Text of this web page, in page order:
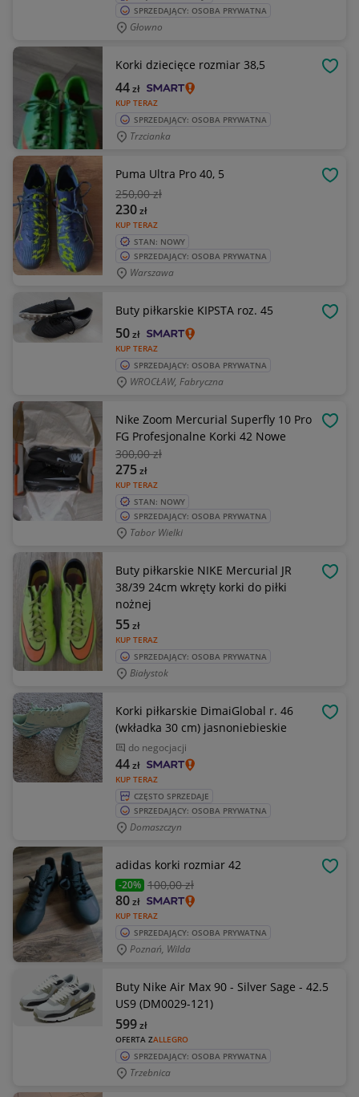
SPRZEDAJĄCY: OSOBA PRYWATNA
Głowno
Korki dziecięce rozmiar 38,5
KUP TERAZ
44zł
SPRZEDAJĄCY: OSOBA PRYWATNA
Trzcianka
Puma Ultra Pro 40, 5
250,00 zł
KUP TERAZ
230zł
STAN: NOWY
SPRZEDAJĄCY: OSOBA PRYWATNA
Warszawa
Buty piłkarskie KIPSTA roz. 45
KUP TERAZ
50zł
SPRZEDAJĄCY: OSOBA PRYWATNA
WROCŁAW, Fabryczna
Nike Zoom Mercurial Superfly 10 Pro
FG Profesjonalne Korki 42 Nowe
300,00 zł
KUP TERAZ
275zł
STAN: NOWY
SPRZEDAJĄCY: OSOBA PRYWATNA
Tabor Wielki
Buty piłkarskie NIKE Mercurial JR
38/39 24cm wkręty korki do piłki
nożnej
KUP TERAZ
55zł
SPRZEDAJĄCY: OSOBA PRYWATNA
Białystok
Korki piłkarskie DimaiGlobal r. 46
(wkładka 30 cm) jasnoniebieskie
do negocjacji
KUP TERAZ
44zł
CZĘSTO SPRZEDAJE
SPRZEDAJĄCY: OSOBA PRYWATNA
Domaszczyn
adidas korki rozmiar 42
-20% 100,00 zł
KUP TERAZ
80zł
SPRZEDAJĄCY: OSOBA PRYWATNA
Poznań, Wilda
Buty Nike Air Max 90 - Silver Sage - 42.5
US9 (DM0029-121)
OFERTA ZALLEGRO
599zł
SPRZEDAJĄCY: OSOBA PRYWATNA
Trzebnica